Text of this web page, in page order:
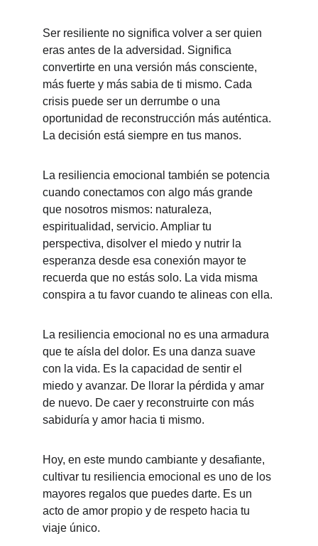
Ser resiliente no significa volver a ser quien
eras antes de la adversidad. Significa
convertirte en una versión más consciente,
más fuerte y más sabia de ti mismo. Cada
crisis puede ser un derrumbe o una
oportunidad de reconstrucción más auténtica.
La decisión está siempre en tus manos.
La resiliencia emocional también se potencia
cuando conectamos con algo más grande
que nosotros mismos: naturaleza,
espiritualidad, servicio. Ampliar tu
perspectiva, disolver el miedo y nutrir la
esperanza desde esa conexión mayor te
recuerda que no estás solo. La vida misma
conspira a tu favor cuando te alineas con ella.
La resiliencia emocional no es una armadura
que te aísla del dolor. Es una danza suave
con la vida. Es la capacidad de sentir el
miedo y avanzar. De llorar la pérdida y amar
de nuevo. De caer y reconstruirte con más
sabiduría y amor hacia ti mismo.
Hoy, en este mundo cambiante y desafiante,
cultivar tu resiliencia emocional es uno de los
mayores regalos que puedes darte. Es un
acto de amor propio y de respeto hacia tu
viaje único.